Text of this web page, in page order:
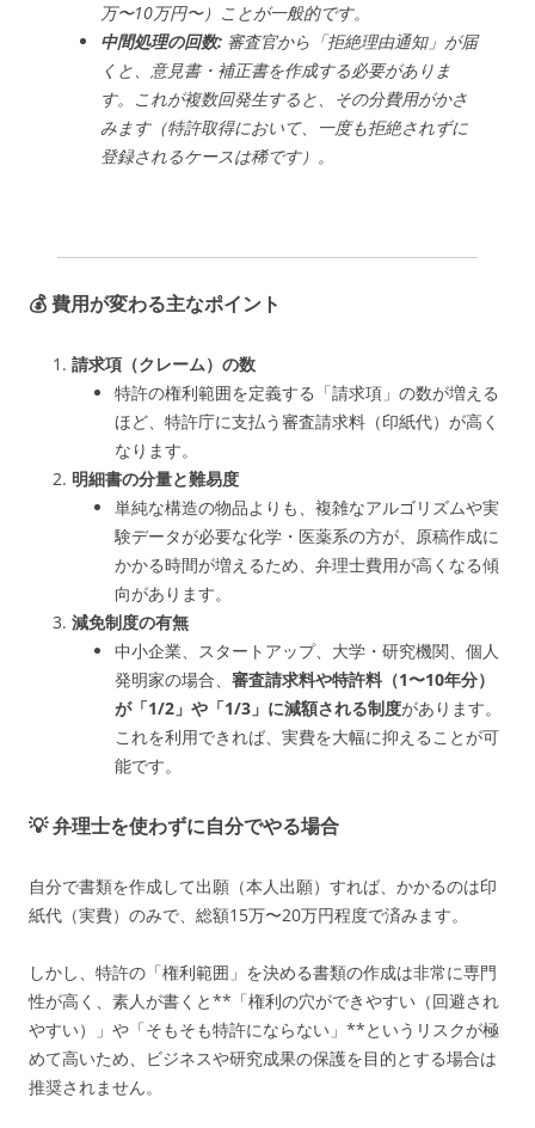
万〜10万円〜）ことが一般的です。
中間処理の回数: 審査官から「拒絶理由通知」が届
くと、意見書・補正書を作成する必要がありま
す。これが複数回発生すると、その分費用がかさ
みます（特許取得において、一度も拒絶されずに
登録されるケースは稀です）。
💰 費用が変わる主なポイント
請求項（クレーム）の数
特許の権利範囲を定義する「請求項」の数が増える
ほど、特許庁に支払う審査請求料（印紙代）が高く
なります。
明細書の分量と難易度
単純な構造の物品よりも、複雑なアルゴリズムや実
験データが必要な化学・医薬系の方が、原稿作成に
かかる時間が増えるため、弁理士費用が高くなる傾
向があります。
減免制度の有無
中小企業、スタートアップ、大学・研究機関、個人
発明家の場合、 審査請求料や特許料（1〜10年分）
が「1/2」や「1/3」に減額される制度があります。
これを利用できれば、実費を大幅に抑えることが可
能です。
💡 弁理士を使わずに自分でやる場合
自分で書類を作成して出願（本人出願）すれば、かかるのは印
紙代（実費）のみで、総額15万〜20万円程度で済みます。
しかし、特許の「権利範囲」を決める書類の作成は非常に専門
性が高く、素人が書くと**「権利の穴ができやすい（回避され
やすい）」や「そもそも特許にならない」**というリスクが極
めて高いため、ビジネスや研究成果の保護を目的とする場合は
推奨されません。